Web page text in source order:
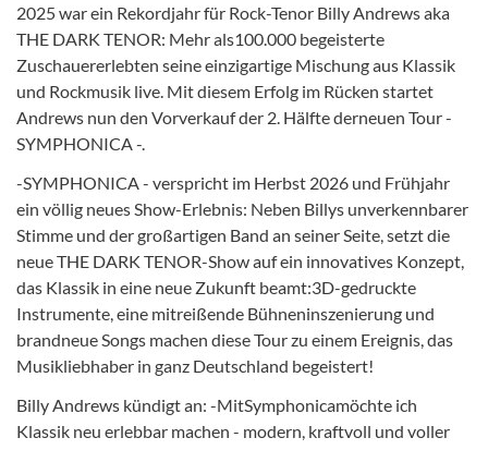
2025 war ein Rekordjahr für Rock-Tenor Billy Andrews aka
THE DARK TENOR: Mehr als100.000 begeisterte
Zuschauererlebten seine einzigartige Mischung aus Klassik
und Rockmusik live. Mit diesem Erfolg im Rücken startet
Andrews nun den Vorverkauf der 2. Hälfte derneuen Tour -
SYMPHONICA -.
-SYMPHONICA - verspricht im Herbst 2026 und Frühjahr
ein völlig neues Show-Erlebnis: Neben Billys unverkennbarer
Stimme und der großartigen Band an seiner Seite, setzt die
neue THE DARK TENOR-Show auf ein innovatives Konzept,
das Klassik in eine neue Zukunft beamt:3D-gedruckte
Instrumente, eine mitreißende Bühneninszenierung und
brandneue Songs machen diese Tour zu einem Ereignis, das
Musikliebhaber in ganz Deutschland begeistert!
Billy Andrews kündigt an: -MitSymphonicamöchte ich
Klassik neu erlebbar machen - modern, kraftvoll und voller